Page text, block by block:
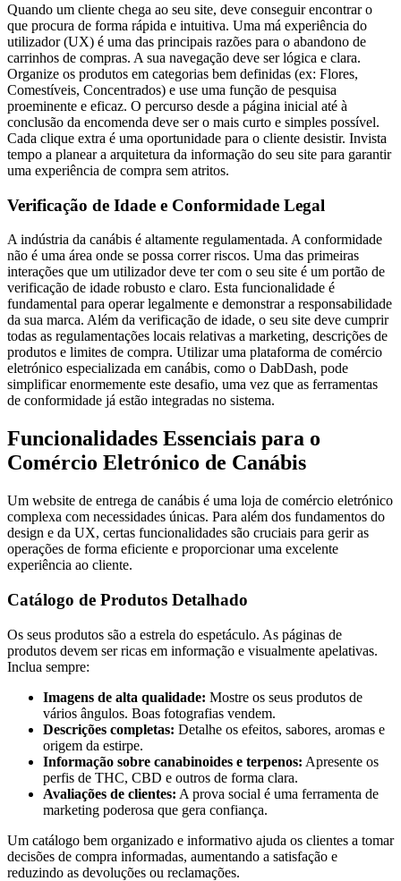
Quando um cliente chega ao seu site, deve conseguir encontrar o
que procura de forma rápida e intuitiva. Uma má experiência do
utilizador (UX) é uma das principais razões para o abandono de
carrinhos de compras. A sua navegação deve ser lógica e clara.
Organize os produtos em categorias bem definidas (ex: Flores,
Comestíveis, Concentrados) e use uma função de pesquisa
proeminente e eficaz. O percurso desde a página inicial até à
conclusão da encomenda deve ser o mais curto e simples possível.
Cada clique extra é uma oportunidade para o cliente desistir. Invista
tempo a planear a arquitetura da informação do seu site para garantir
uma experiência de compra sem atritos.
Verificação de Idade e Conformidade Legal
A indústria da canábis é altamente regulamentada. A conformidade
não é uma área onde se possa correr riscos. Uma das primeiras
interações que um utilizador deve ter com o seu site é um portão de
verificação de idade robusto e claro. Esta funcionalidade é
fundamental para operar legalmente e demonstrar a responsabilidade
da sua marca. Além da verificação de idade, o seu site deve cumprir
todas as regulamentações locais relativas a marketing, descrições de
produtos e limites de compra. Utilizar uma plataforma de comércio
eletrónico especializada em canábis, como o DabDash, pode
simplificar enormemente este desafio, uma vez que as ferramentas
de conformidade já estão integradas no sistema.
Funcionalidades Essenciais para o
Comércio Eletrónico de Canábis
Um website de entrega de canábis é uma loja de comércio eletrónico
complexa com necessidades únicas. Para além dos fundamentos do
design e da UX, certas funcionalidades são cruciais para gerir as
operações de forma eficiente e proporcionar uma excelente
experiência ao cliente.
Catálogo de Produtos Detalhado
Os seus produtos são a estrela do espetáculo. As páginas de
produtos devem ser ricas em informação e visualmente apelativas.
Inclua sempre:
Imagens de alta qualidade: Mostre os seus produtos de
vários ângulos. Boas fotografias vendem.
Descrições completas: Detalhe os efeitos, sabores, aromas e
origem da estirpe.
Informação sobre canabinoides e terpenos: Apresente os
perfis de THC, CBD e outros de forma clara.
Avaliações de clientes: A prova social é uma ferramenta de
marketing poderosa que gera confiança.
Um catálogo bem organizado e informativo ajuda os clientes a tomar
decisões de compra informadas, aumentando a satisfação e
reduzindo as devoluções ou reclamações.